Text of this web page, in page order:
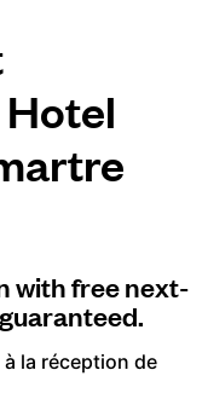
with free next-
la réception de